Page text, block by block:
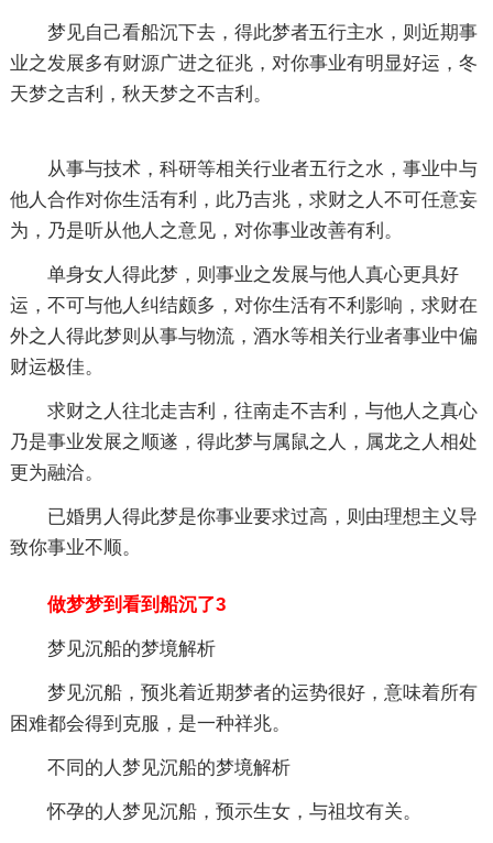
梦见自己看船沉下去，得此梦者五行主水，则近期事
业之发展多有财源广进之征兆，对你事业有明显好运，冬
天梦之吉利，秋天梦之不吉利。
从事与技术，科研等相关行业者五行之水，事业中与
他人合作对你生活有利，此乃吉兆，求财之人不可任意妄
为，乃是听从他人之意见，对你事业改善有利。
单身女人得此梦，则事业之发展与他人真心更具好
运，不可与他人纠结颇多，对你生活有不利影响，求财在
外之人得此梦则从事与物流，酒水等相关行业者事业中偏
财运极佳。
求财之人往北走吉利，往南走不吉利，与他人之真心
乃是事业发展之顺遂，得此梦与属鼠之人，属龙之人相处
更为融洽。
已婚男人得此梦是你事业要求过高，则由理想主义导
致你事业不顺。
做梦梦到看到船沉了3
梦见沉船的梦境解析
梦见沉船，预兆着近期梦者的运势很好，意味着所有
困难都会得到克服，是一种祥兆。
不同的人梦见沉船的梦境解析
怀孕的人梦见沉船，预示生女，与祖坟有关。